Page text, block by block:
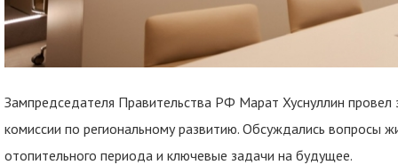
Зампредседателя Правительства РФ Марат Хуснуллин провел
комиссии по региональному развитию. Обсуждались вопросы
отопительного периода и ключевые задачи на будущее.